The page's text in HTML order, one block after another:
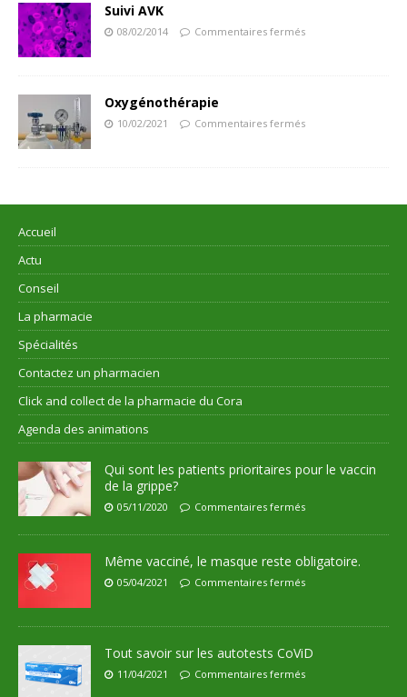
Suivi AVK
08/02/2014 Commentaires fermés
Oxygénothérapie
10/02/2021 Commentaires fermés
Accueil
Actu
Conseil
La pharmacie
Spécialités
Contactez un pharmacien
Click and collect de la pharmacie du Cora
Agenda des animations
Qui sont les patients prioritaires pour le vaccin
de la grippe?
05/11/2020 Commentaires fermés
Même vacciné, le masque reste obligatoire.
05/04/2021 Commentaires fermés
Tout savoir sur les autotests CoViD
11/04/2021 Commentaires fermés